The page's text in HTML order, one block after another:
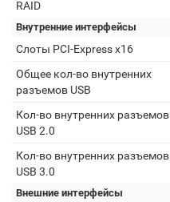
RAID
Внутренние интерфейсы
Слоты PCI-Express x16
Общее кол-во внутренних
разъемов USB
Кол-во внутренних разъемов
USB 2.0
Кол-во внутренних разъемов
USB 3.0
Внешние интерфейсы